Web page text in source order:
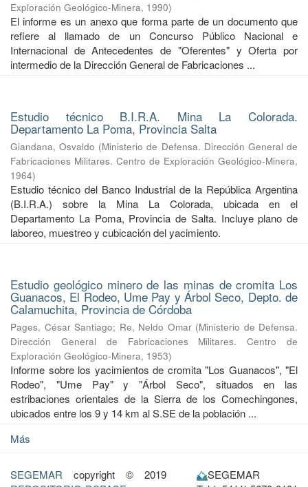
Exploración Geológico-Minera, 1990)
El informe es un anexo que forma parte de un documento que
refiere al llamado de un Concurso Público Nacional e
Internacional de Antecedentes de "Oferentes" y Oferta por
intermedio de la Dirección General de Fabricaciones ...
Estudio técnico B.I.R.A. Mina La Colorada.
Departamento La Poma, Provincia Salta
Giandana, Osvaldo (Ministerio de Defensa. Dirección General de
Fabricaciones Militares. Centro de Exploración Geológico-Minera,
1964)
Estudio técnico del Banco Industrial de la República Argentina
(B.I.R.A.) sobre la Mina La Colorada, ubicada en el
Departamento La Poma, Provincia de Salta. Incluye plano de
laboreo, muestreo y cubicación del yacimiento.
Estudio geológico minero de las minas de cromita Los
Guanacos, El Rodeo, Ume Pay y Árbol Seco, Depto. de
Calamuchita, Provincia de Córdoba
Pages, César Santiago; Re, Neldo Omar (Ministerio de Defensa.
Dirección General de Fabricaciones Militares. Centro de
Exploración Geológico-Minera, 1953)
Informe sobre los yacimientos de cromita "Los Guanacos", "El
Rodeo", "Ume Pay" y "Árbol Seco", situados en las
estribaciones orientales de la Sierra de los Comechingones,
ubicados entre los 9 y 14 km al S.SE de la población ...
Más
SEGEMAR copyright © 2019
SEGEMAR